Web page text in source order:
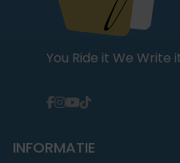
You Ride it We Write
INFORMATIE